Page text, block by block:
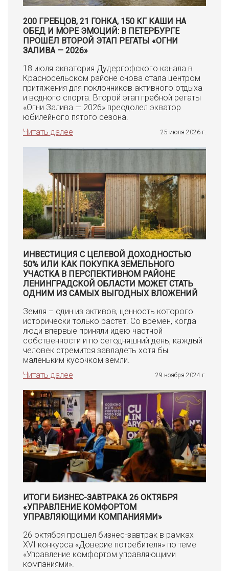
200 ГРЕБЦОВ, 21 ГОНКА, 150 КГ КАШИ НА
ОБЕД И МОРЕ ЭМОЦИЙ: В ПЕТЕРБУРГЕ
ПРОШЁЛ ВТОРОЙ ЭТАП РЕГАТЫ «ОГНИ
ЗАЛИВА — 2026»
18 июля акватория Дудергофского канала в
Красносельском районе снова стала центром
притяжения для поклонников активного отдыха
и водного спорта. Второй этап гребной регаты
«Огни Залива — 2026» преодолел экватор
юбилейного пятого сезона.
Читать далее
25 июля 2026 г.
ИНВЕСТИЦИЯ С ЦЕЛЕВОЙ ДОХОДНОСТЬЮ
50% ИЛИ КАК ПОКУПКА ЗЕМЕЛЬНОГО
УЧАСТКА В ПЕРСПЕКТИВНОМ РАЙОНЕ
ЛЕНИНГРАДСКОЙ ОБЛАСТИ МОЖЕТ СТАТЬ
ОДНИМ ИЗ САМЫХ ВЫГОДНЫХ ВЛОЖЕНИЙ
Земля – один из активов, ценность которого
исторически только растет. Со времен, когда
люди впервые приняли идею частной
собственности и по сегодняшний день, каждый
человек стремится завладеть хотя бы
маленьким кусочком земли.
Читать далее
29 ноября 2024 г.
ИТОГИ БИЗНЕС-ЗАВТРАКА 26 ОКТЯБРЯ
«УПРАВЛЕНИЕ КОМФОРТОМ
УПРАВЛЯЮЩИМИ КОМПАНИЯМИ»
26 октября прошел бизнес-завтрак в рамках
XVI конкурса «Доверие потребителя» по теме
«Управление комфортом управляющими
компаниями».